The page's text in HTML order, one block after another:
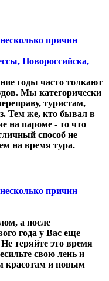
Новороссийска,
годы часто толкают
Мы категорически
туристам,
Тем же, кто бывал в
на пароме - то что
способ не
на время тура.
а после
года у Вас еще
Не теряйте это время
свою лень и
красотам и новым